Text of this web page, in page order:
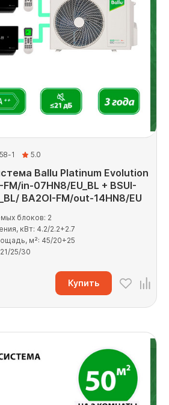
1 5.0
Ballu Platinum Evolution
in-07HN8/EU_BL + BSUI-
BA2OI-FM/out-14HN8/EU
блоков: 2
кВт: 4.2/2.2+2.7
м²: 45/20+25
25/30
Купить